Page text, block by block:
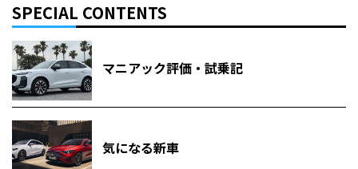
SPECIAL CONTENTS
マニアック評価・試乗記
気になる新車